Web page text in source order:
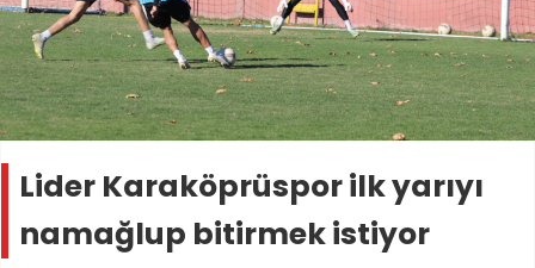
Lider Karaköprüspor ilk yarıyı
namağlup bitirmek istiyor